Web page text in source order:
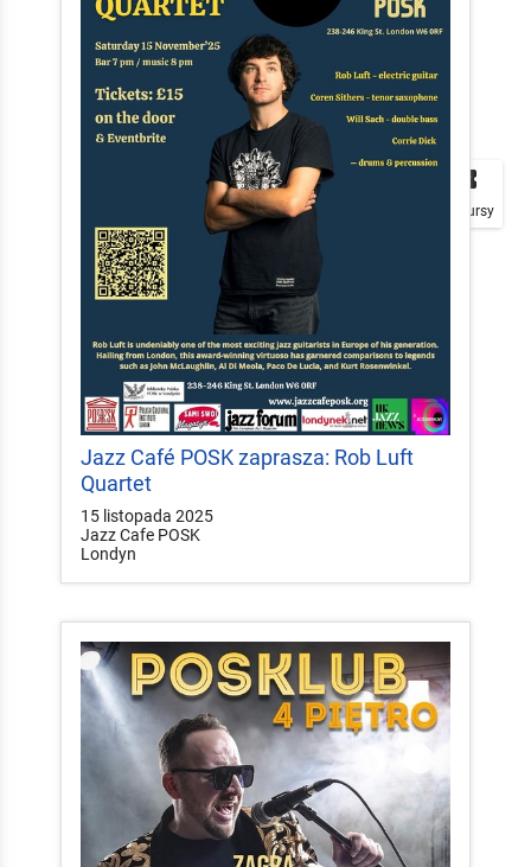

Plakaty
local_play
Konkursy
Jazz Café POSK zaprasza: Rob Luft
Quartet
15 listopada 2025
Jazz Cafe POSK
Londyn